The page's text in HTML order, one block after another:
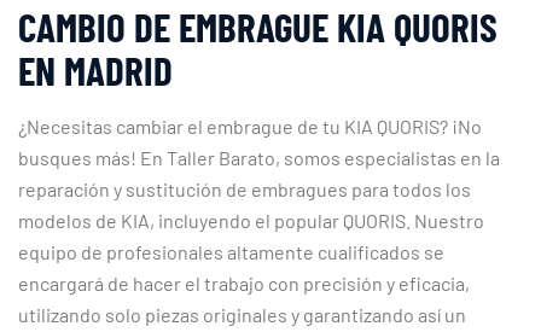
CAMBIO DE EMBRAGUE KIA QUORIS
EN MADRID
¿Necesitas cambiar el embrague de tu KIA QUORIS? ¡No
busques más! En Taller Barato, somos especialistas en la
reparación y sustitución de embragues para todos los
modelos de KIA, incluyendo el popular QUORIS. Nuestro
equipo de profesionales altamente cualificados se
encargará de hacer el trabajo con precisión y eficacia,
utilizando solo piezas originales y garantizando así un